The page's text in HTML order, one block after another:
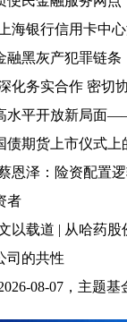
一点号
搜狐号
上海银行信用卡中
融黑灰产犯罪链条
化务实合作 密切
水平开放新局面
债期货上市仪式上
恩泽：险资配置
者
以载道 | 从哈药
司的共性
08-07，主题基